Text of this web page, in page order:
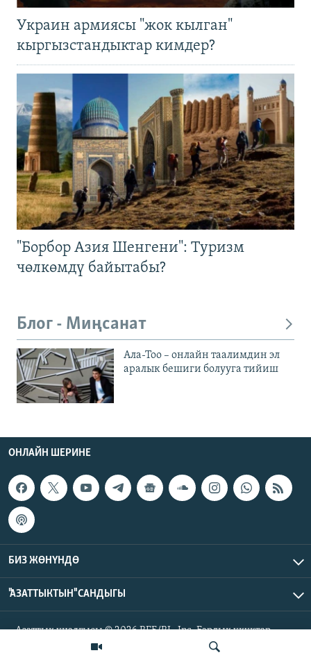
Украин армиясы "жок кылган"
кыргызстандыктар кимдер?
"Борбор Азия Шенгени": Туризм
чөлкөмдү байытабы?
Блог - Миңсанат
Ала-Тоо – онлайн таалимдин эл
аралык бешиги болууга тийиш
ОНЛАЙН ШЕРИНЕ
БИЗ ЖӨНҮНДӨ
"АЗАТТЫКТЫН" САНДЫГЫ
Азаттык үналгысы © 2026 RFE/RL, Inc. Бардык укуктар